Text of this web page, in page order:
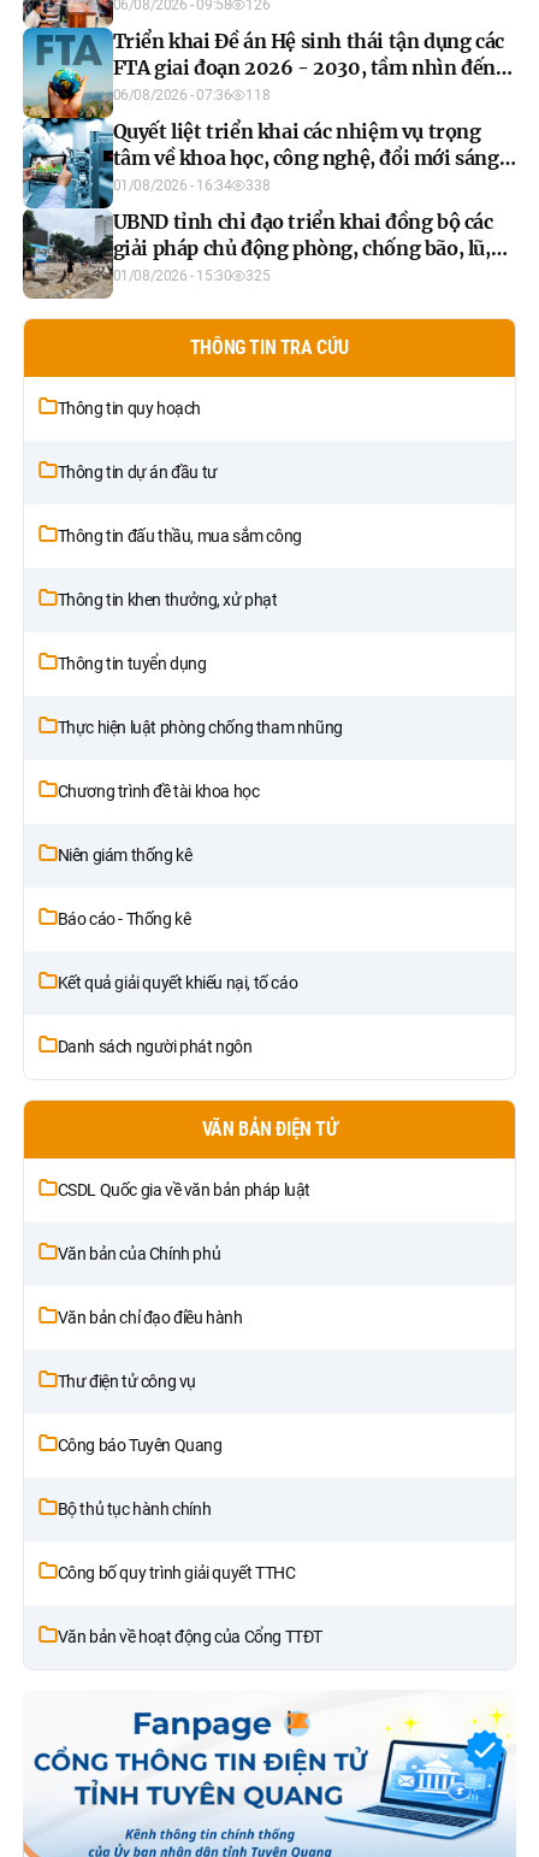
06/08/2026 - 09:58 126
Triển khai Đề án Hệ sinh thái tận dụng các
FTA giai đoạn 2026 - 2030, tầm nhìn đến
năm 2035
06/08/2026 - 07:36 118
Quyết liệt triển khai các nhiệm vụ trọng
tâm về khoa học, công nghệ, đổi mới sáng
tạo và chuyển đổi số 6 tháng cuối năm
2026
01/08/2026 - 16:34 338
UBND tỉnh chỉ đạo triển khai đồng bộ các
giải pháp chủ động phòng, chống bão, lũ,
thiên tai cực đoan và biến đổi khí hậu đến
hết năm 2026
01/08/2026 - 15:30 325
THÔNG TIN TRA CỨU
Thông tin quy hoạch
Thông tin dự án đầu tư
Thông tin đấu thầu, mua sắm công
Thông tin khen thưởng, xử phạt
Thông tin tuyển dụng
Thực hiện luật phòng chống tham nhũng
Chương trình đề tài khoa học
Niên giám thống kê
Báo cáo - Thống kê
Kết quả giải quyết khiếu nại, tố cáo
Danh sách người phát ngôn
VĂN BẢN ĐIỆN TỬ
CSDL Quốc gia về văn bản pháp luật
Văn bản của Chính phủ
Văn bản chỉ đạo điều hành
Thư điện tử công vụ
Công báo Tuyên Quang
Bộ thủ tục hành chính
Công bố quy trình giải quyết TTHC
Văn bản về hoạt động của Cổng TTĐT